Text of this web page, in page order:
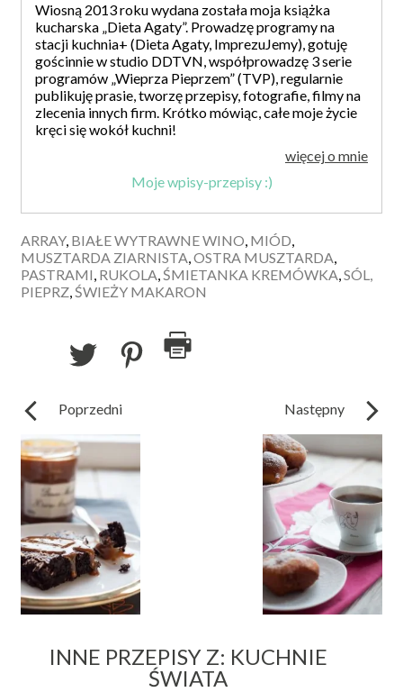
Wiosną 2013 roku wydana została moja książka
kucharska „Dieta Agaty”. Prowadzę programy na
stacji kuchnia+ (Dieta Agaty, ImprezuJemy), gotuję
gościnnie w studio DDTVN, współprowadzę 3 serie
programów „Wieprza Pieprzem” (TVP), regularnie
publikuję prasie, tworzę przepisy, fotografie, filmy na
zlecenia innych firm. Krótko mówiąc, całe moje życie
kręci się wokół kuchni!
więcej o mnie
Moje wpisy-przepisy :)
ARRAY, BIAŁE WYTRAWNE WINO, MIÓD,
MUSZTARDA ZIARNISTA,OSTRA MUSZTARDA,
PASTRAMI, RUKOLA,ŚMIETANKA KREMÓWKA,SÓL,
PIEPRZ,ŚWIEŻY MAKARON
Poprzedni Następny
INNE PRZEPISY Z: KUCHNIE
ŚWIATA